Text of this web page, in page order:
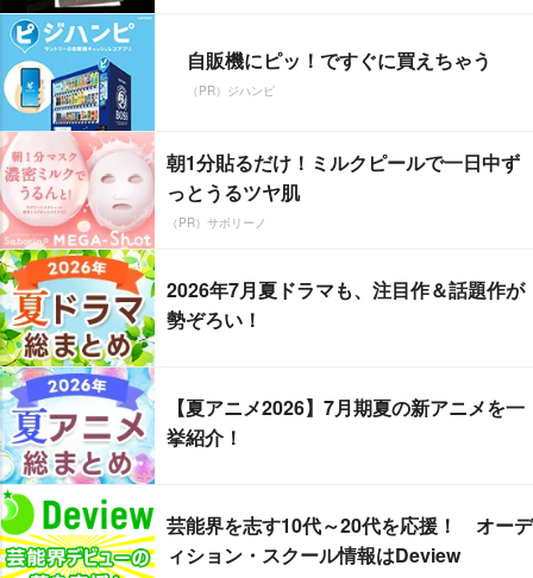
自販機にピッ！ですぐに買えちゃう
（PR）ジハンピ
朝1分貼るだけ！ミルクピールで一日中ず
っとうるツヤ肌
（PR）サボリーノ
2026年7月夏ドラマも、注目作＆話題作が
勢ぞろい！
【夏アニメ2026】7月期夏の新アニメを一
挙紹介！
芸能界を志す10代～20代を応援！ オーデ
ィション・スクール情報はDeview